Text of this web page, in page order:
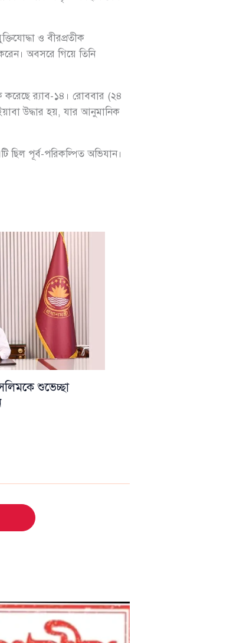
ও বীরপ্রতীক
অবসরে গিয়ে তিনি
করেছে র‌্যাব-১৪। রোববার (২৪
উদ্ধার হয়, যার আনুমানিক
ছিল পূর্ব-পরিকল্পিত অভিযান।
শুভেচ্ছা